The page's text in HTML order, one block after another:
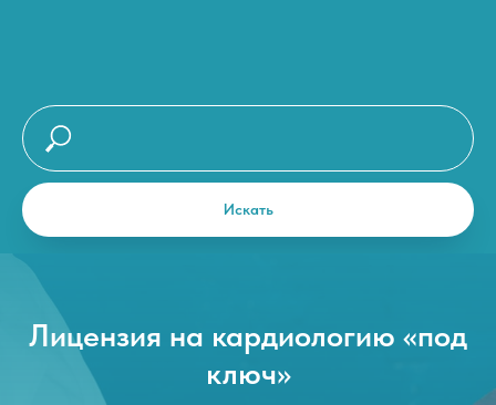
Искать
Лицензия на кардиологию «под
ключ»